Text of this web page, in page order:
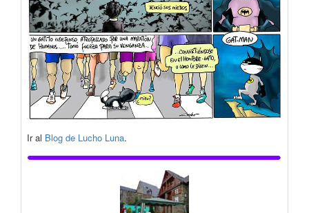
Ir al Blog de Lucho Luna.